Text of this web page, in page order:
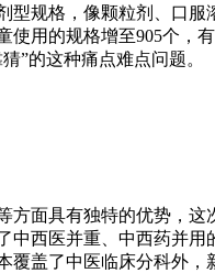
型规格，像颗粒剂、口服
使用的规格增至905个，有
”的这种痛点难点问题。
方面具有独特的优势，这
中西医并重、中西药并用
覆盖了中医临床分科外，